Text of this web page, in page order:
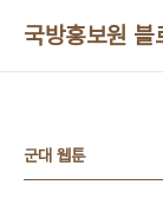
국방홍보원 블
군대 웹툰